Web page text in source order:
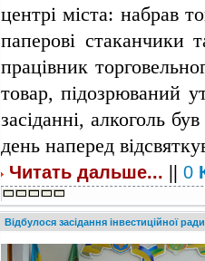
центрі міста: набрав
паперові стаканчики
працівник
товар, підозрюваний
засіданні, алкоголь
день наперед
Читать дальше... || 0
Відбулося засідання інвестиційної ради